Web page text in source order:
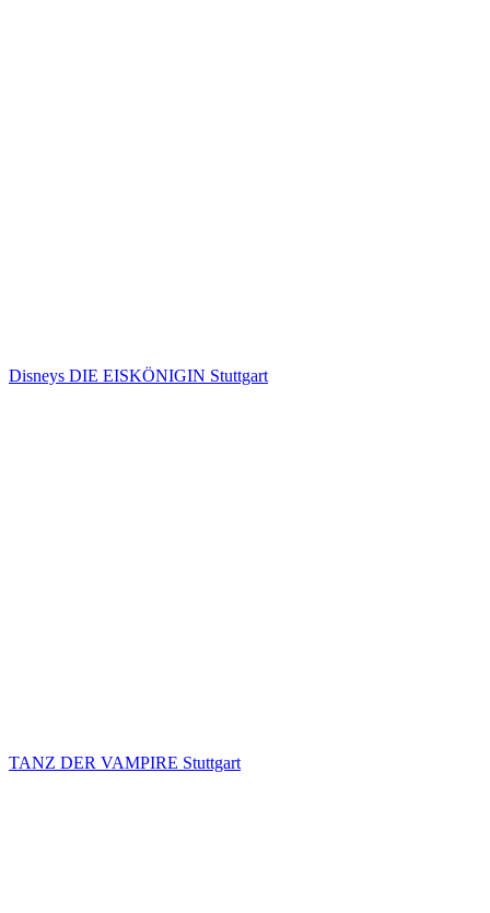
Disneys DIE EISKÖNIGIN Stuttgart
TANZ DER VAMPIRE Stuttgart